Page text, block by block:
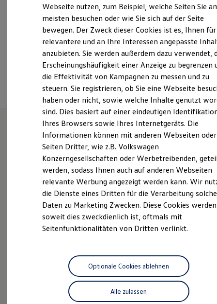
Laden
Laden unterwegs
Laden Zuhause
Ladestationen finden
Ladezeitensimulator
Batterie
Sicherheit
Garantie und Lebensdauer
Nachhaltigkeit
Technologie
Kosten und Kauf
Verbrauchskosten
Kaufoptionen
E-Auto-Förderung
Software und Konnektivität
ID. Software Versionen und Updates
Digitale Extras
Schnittstellen zu Ihrem ID.
Hybridautos
Marke und Erlebnis
Volkswagen R und R Experience
R-Modelle
Driving Experience
Volkswagen entdecken
Lifestyle Shop
T-Roc Kollektion
Golf Kollektion
ID. Kollektion
Volkswagen Kollektion
R-Kollektion
kontakt@minrath.de
+49 2831 93040
Ansprechpartner
Wie können wir
Ihnen weiterhelfen?
Probefahrt vereinbaren
Fahrzeugangebot anfordern
Webseite nutzen, zum Beispiel, welche Seiten Sie
meisten besuchen oder wie Sie sich auf der Seite
bewegen. Der Zweck dieser Cookies ist es, Ihnen für
relevantere und an Ihre Interessen angepasste
anzubieten. Sie werden außerdem dazu verwendet,
Erscheinungshäufigkeit einer Anzeige zu begrenzen
die Effektivität von Kampagnen zu messen und zu
steuern. Sie registrieren, ob Sie eine Webseite
haben oder nicht, sowie welche Inhalte genutzt
sind. Dies basiert auf einer eindeutigen
Ihres Browsers sowie Ihres Internetgeräts. Die
Informationen können mit anderen Webseiten oder
Seiten Dritter, wie z.B. Volkswagen
Konzerngesellschaften oder Werbetreibenden,
werden, sodass Ihnen auch auf anderen Webseiten
relevante Werbung angezeigt werden kann. Wir
die Dienste eines Dritten für die Verarbeitung
Daten zu Marketing Zwecken. Diese Cookies
soweit dies zweckdienlich ist, oftmals mit
Seitenfunktionalitäten von Dritten verlinkt.
Alle zulassen
Optionale Cookies ablehnen